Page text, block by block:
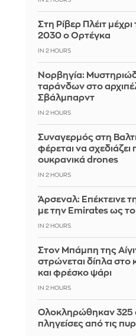
Στη Ρίβερ Πλέιτ
2030 ο Ορτέγκα
IN 2 HOURS
Νορβηγία:
ταράνδων στο
Σβάλμπαρντ
IN 2 HOURS
Συναγερμός στη
φέρεται να
ουκρανικά drones
IN 2 HOURS
Άρσεναλ: Επέκτεινε
με την Emirates ως
IN 2 HOURS
Στον Μπάμπη της
στρώνεται δίπλα στο
και φρέσκο ψάρι
IN 2 HOURS
Ολοκληρώθηκαν 325
πληγείσες από τις